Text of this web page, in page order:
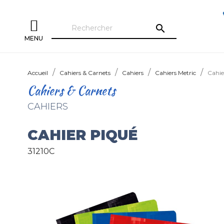
MENU
search
Accueil Cahiers & Carnets Cahiers Cahiers Metric
Cahiers & Carnets
CAHIERS
CAHIER PIQUÉ
31210C